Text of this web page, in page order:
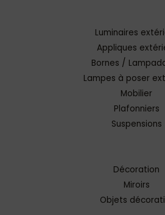
Luminaires
Appliques
Bornes /
Lampes à poser
Mobilier
Plafonniers
Suspensions
Décoration
Miroirs
Objets